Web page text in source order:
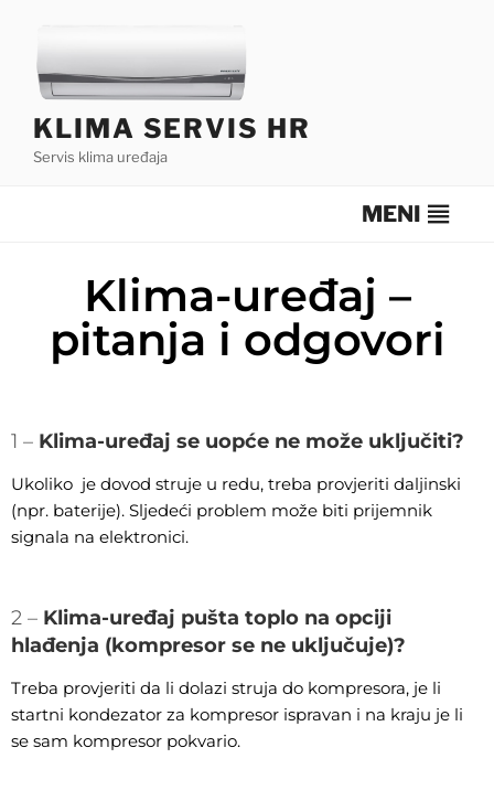
KLIMA SERVIS HR
Servis klima uređaja
MENI
Klima-uređaj –
pitanja i odgovori
1 – Klima-uređaj se uopće ne može uključiti?
Ukoliko je dovod struje u redu, treba provjeriti daljinski
(npr. baterije). Sljedeći problem može biti prijemnik
signala na elektronici.
2 – Klima-uređaj pušta toplo na opciji
hlađenja (kompresor se ne uključuje)?
Treba provjeriti da li dolazi struja do kompresora, je li
startni kondezator za kompresor ispravan i na kraju je li
se sam kompresor pokvario.